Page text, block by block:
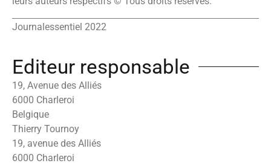
Journalessentiel 2022
Editeur responsable
19, Avenue des Alliés
6000 Charleroi
Belgique
Thierry Tournoy
19, avenue des Alliés
6000 Charleroi